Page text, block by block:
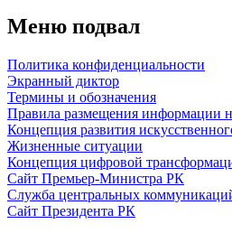
Меню подвал
Политика конфиденциальности
Экранный диктор
Термины и обозначения
Правила размещения информации
Концепция развития
Жизненные ситуации
Концепция цифровой
Сайт Премьер-Министра РК
Служба центральных
Сайт Президента РК